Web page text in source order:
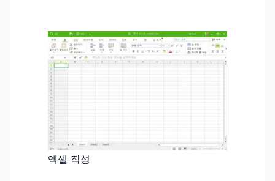
엑셀 작성